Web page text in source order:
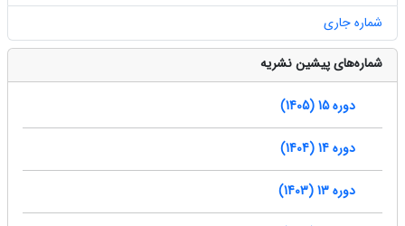
شماره جاری
شماره‌های پیشین نشریه
دوره 15 (1405)
دوره 14 (1404)
دوره 13 (1403)